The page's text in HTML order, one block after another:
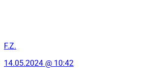
F.Z.
14.05.2024 @ 10:42